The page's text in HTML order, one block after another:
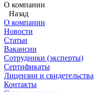
О компании
Назад
О компании
Новости
Статьи
Вакансии
Сотрудники (эксперты)
Сертификаты
Лицензии и свидетельства
Контакты